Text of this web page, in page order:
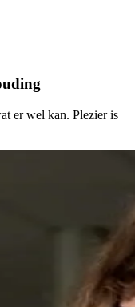
er wel kan. Plezier is